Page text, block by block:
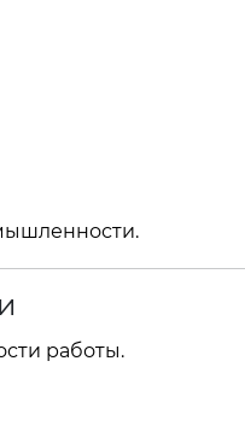
работы.